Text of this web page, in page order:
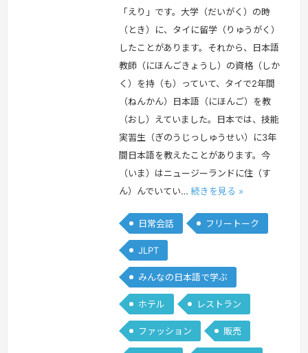
「えり」です。大学（だいがく）の時
（とき）に、タイに留学（りゅうがく）
したことがあります。それから、日本語
教師（にほんごきょうし）の資格（しか
く）を持（も）っていて、タイで2年間
（ねんかん）日本語（にほんご）を教
（おし）えていました。日本では、技能
実習生（ぎのうじっしゅうせい）に3年
間日本語を教えたことがあります。今
（いま）はニュージーランドに住（す
ん）んでいてい… 続きを見る »
日常会話 フリートーク
JLPT
みんなの日本語で学ぶ
ホテル レストラン
ファッション 販売